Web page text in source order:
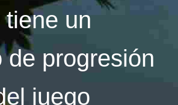
un
de progresión
juego